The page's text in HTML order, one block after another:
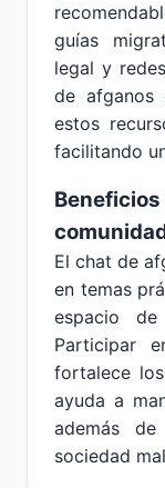
guías
legal y
de afganos
estos
facilitando
El chat de
en temas
espacio
Participar
fortalece
ayuda a
además
sociedad